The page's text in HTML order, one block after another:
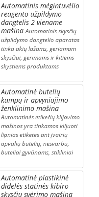
Automatinis mėgintuvėlio
reagento užpildymo
dangtelis 2 viename
mašina Automatinis skysčių
užpildymo dangtelio aparatas
tinka akių lašams, geriamam
skysčiui, gėrimams ir kitiems
skystiems produktams
Automatinė butelių
kampų ir apvyniojimo
ženklinimo mašina
Automatinės etikečių klijavimo
mašinos yra tinkamos klijuoti
lipnias etiketes ant įvairių
apvalių butelių, nesvarbu,
buteliai gyvūnams, stikliniai
Automatinė plastikinė
didelės statinės kibiro
skysčių svėrimo mašina